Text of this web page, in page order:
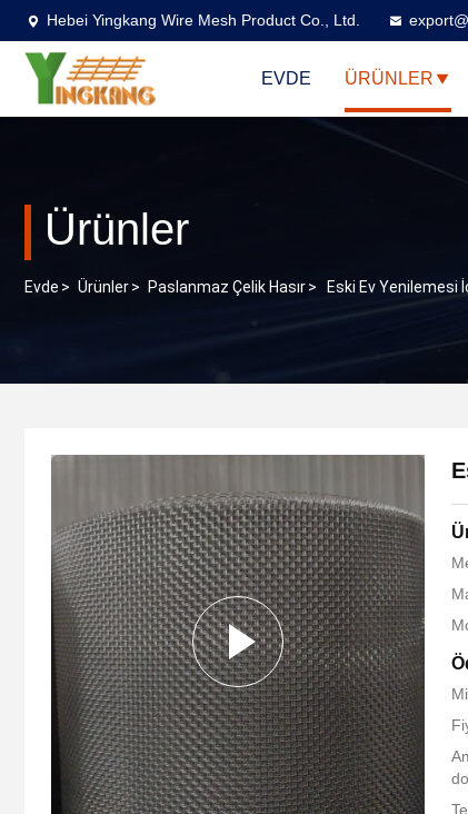
Hebei Yingkang Wire Mesh Product Co., Ltd.
EVDE ÜRÜNLER
Ürünler
Evde > Ürünler> Paslanmaz Çelik Hasır> Eski Ev Yenilemesi